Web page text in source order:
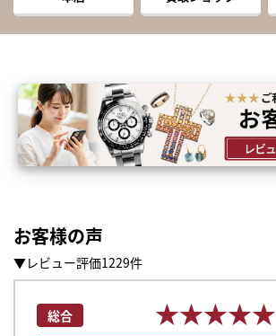
お客様の声
▼レビュー評価1229件
総合 ★★★★★
★★★★★